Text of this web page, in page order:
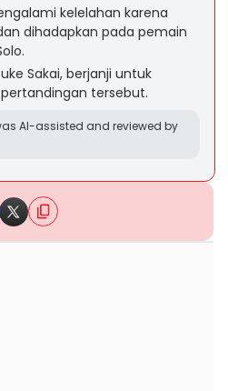
kelelahan karena
dihadapkan pada pemain
Sakai, berjanji untuk
tersebut.
AI-assisted and reviewed by